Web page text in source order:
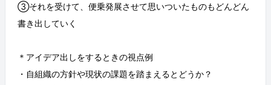
③それを受けて、便乗発展させて思いついたものもどんどん
書き出していく
＊アイデア出しをするときの視点例
・自組織の方針や現状の課題を踏まえるとどうか？